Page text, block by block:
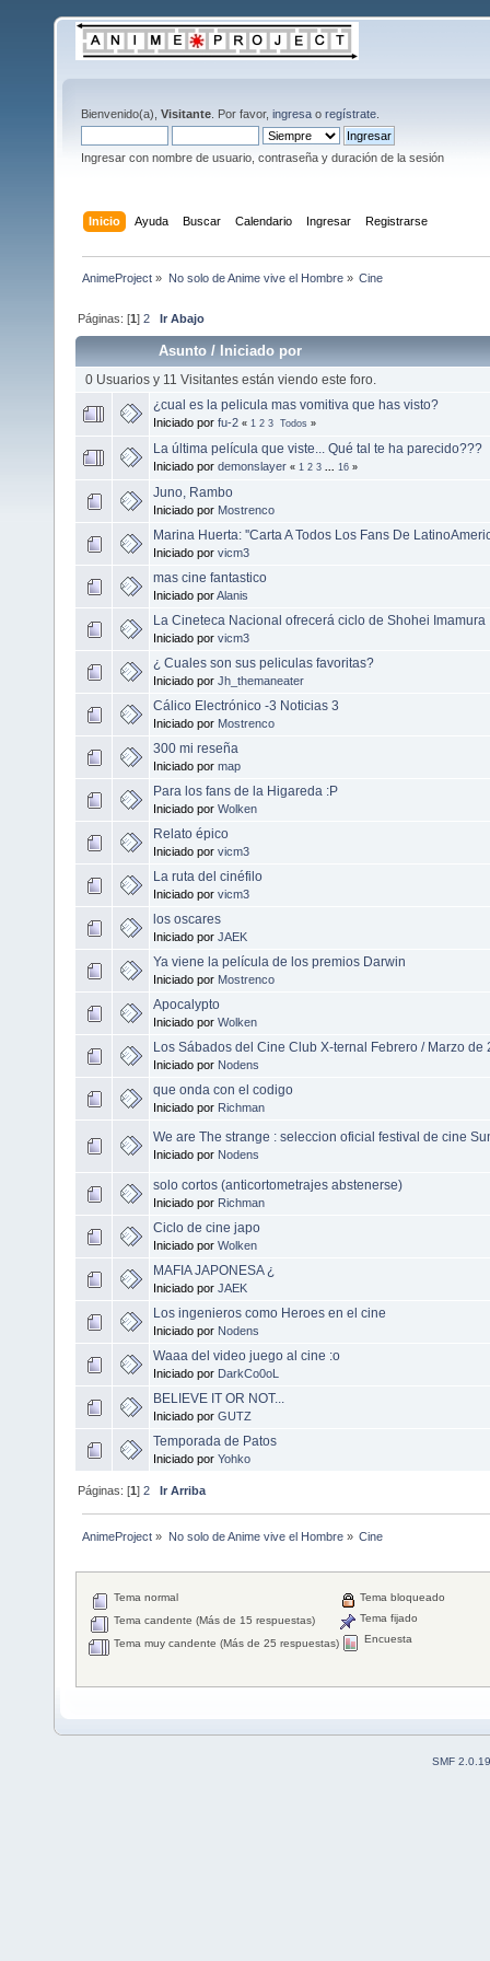
Bienvenido(a), Visitante . Por favor, ingresa o regístrate
Ingresar con nombre de usuario, contraseña y duración de la sesión
Inicio Ayuda Buscar Calendario Ingresar Registrarse
AnimeProject » No solo de Anime vive el Hombre» Cine
Páginas: [1]2 Ir Abajo
Asunto /Iniciado por
0 Usuarios y 11 Visitantes están viendo este foro.
¿cual es la pelicula mas vomitiva que has visto?
Iniciado por fu-2 « 1 2 3 Todos »
La última película que viste... Qué tal te ha parecido???
Iniciado por demonslayer « 1 2 3 16 »
Juno, Rambo
Iniciado por Mostrenco
Marina Huerta: ''Carta A Todos Los Fans De
Iniciado por vicm3
mas cine fantastico
Iniciado porAlanis
La Cineteca Nacional ofrecerá ciclo de Shohei Imamura
Iniciado por vicm3
¿ Cuales son sus peliculas favoritas?
Iniciado por Jh_themaneater
Cálico Electrónico -3 Noticias 3
Iniciado por Mostrenco
300 mi reseña
Iniciado por map
Para los fans de la Higareda :P
Iniciado por Wolken
Relato épico
Iniciado por vicm3
La ruta del cinéfilo
Iniciado por vicm3
los oscares
Iniciado por JAEK
Ya viene la película de los premios Darwin
Iniciado por Mostrenco
Apocalypto
Iniciado por Wolken
Los Sábados del Cine Club X-ternal Febrero / Marzo de
Iniciado por Nodens
que onda con el codigo
Iniciado por Richman
We are The strange : seleccion oficial festival de cine
Iniciado por Nodens
solo cortos (anticortometrajes abstenerse)
Iniciado por Richman
Ciclo de cine japo
Iniciado por Wolken
MAFIA JAPONESA ¿
Iniciado por JAEK
Los ingenieros como Heroes en el cine
Iniciado por Nodens
Waaa del video juego al cine :o
Iniciado por DarkCo0oL
BELIEVE IT OR NOT...
Iniciado por GUTZ
Temporada de Patos
Iniciado por Yohko
Páginas: [1]2 Ir Arriba
AnimeProject » No solo de Anime vive el Hombre» Cine
Tema normal
Tema candente (Más de 15 respuestas)
Tema muy candente (Más de 25 respuestas)
Tema bloqueado
Tema fijado
Encuesta
SMF 2.0.19